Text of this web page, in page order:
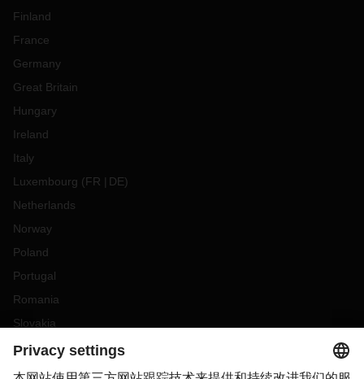
Finland
France
Germany
Great Britain
Hungary
Ireland
Italy
Luxembourg (FR DE)
Netherlands
Norway
Poland
Portugal
Romania
Slovakia
Spain
Sweden